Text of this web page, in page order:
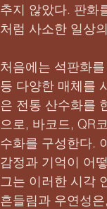
추지 않았다. 판화
처럼 사소한 일상
처음에는 석판화
등 다양한 매체를
은 전통 산수화를
으로, 바코드, QR
수화를 구성한다.
감정과 기억이 어
그는 이러한 시각
흔들림과 우연성